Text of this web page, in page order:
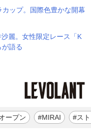
ップ。国際色豊かな開幕
麗。女性限定レース「K
語る
ープン #MIRAI #ス